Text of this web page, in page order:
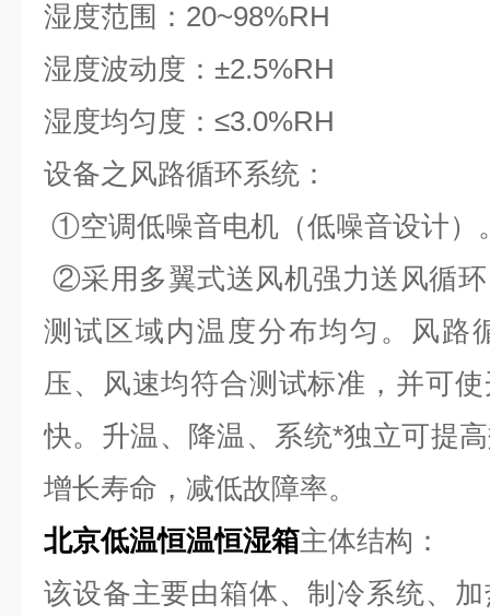
湿度范围：20~98%RH
湿度波动度：±2.5%RH
湿度均匀度：≤3.0%RH
设备之风路循环系统：
①空调低噪音电机（低噪音设计）
②采用多翼式送风机强力送风循
测试区域内温度分布均匀。风路
压、风速均符合测试标准，并可
快。升温、降温、系统*独立可提
增长寿命，减低故障率。
北京低温恒温恒湿箱主体结构：
该设备主要由箱体、制冷系统、